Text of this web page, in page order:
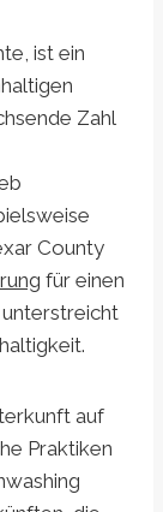
ist ein
Zahl
County
für einen
unterstreicht
auf
Praktiken